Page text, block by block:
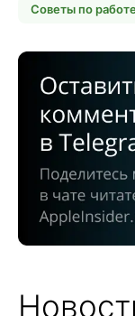
Советы по